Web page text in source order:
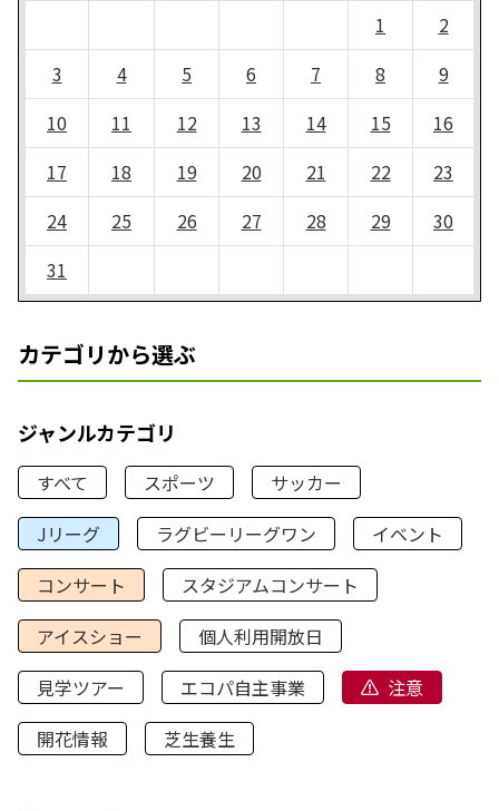
1
2
3
4 5 6 7 8
9
10
11 12 13 14 15
16
17
18 19 20 21 22
23
24
25 26 27 28 29
30
31
カテゴリから選ぶ
ジャンルカテゴリ
すべて スポーツ
サッカー
Jリーグ
ラグビーリーグワン
イベント
コンサート
スタジアムコンサート
アイスショー
個人利用開放日
見学ツアー
エコパ自主事業
注意
開花情報
芝生養生